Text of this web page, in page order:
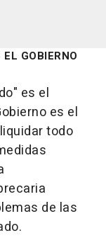
GOBIERNO
es el
es el
todo
de las